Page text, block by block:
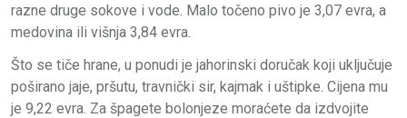
razne druge sokove i vode. Malo točeno pivo je 3,07 evra, a
medovina ili višnja 3,84 evra.
Što se tiče hrane, u ponudi je jahorinski doručak koji uključuje
poširano jaje, pršutu, travnički sir, kajmak i uštipke. Cijena mu
je 9,22 evra. Za špagete bolonjeze moraćete da izdvojite